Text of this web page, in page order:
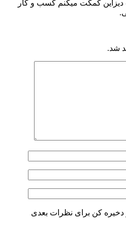
کمکت میکنم کسب و کار
شد.
دخیره کن برای نظرات بعدی